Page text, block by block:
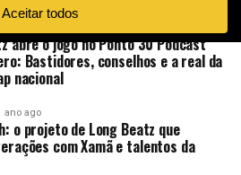
abre o jogo no Ponto 30 Podcast
Bastidores, conselhos e a real da
nacional
ano ago
o projeto de Long Beatz que
com Xamã e talentos da